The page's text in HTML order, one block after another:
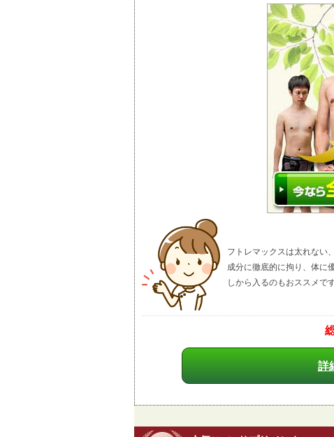
フトレマックスは太れない
成分に徹底的に拘り、体に
しから入るのもおススメで
詳